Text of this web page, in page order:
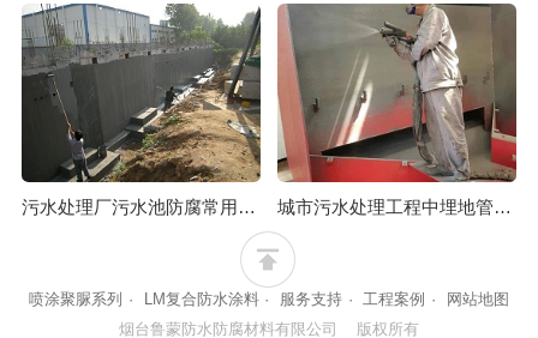
污水处理厂污水池防腐常用材料的LM复合防腐防水涂料 城市污水处理工程中埋地管道防腐可选烟台鲁蒙喷涂聚脲涂料
喷涂聚脲系列 · LM复合防水涂料 · 服务支持 · 工程案例 ·
网站地图
烟台鲁蒙防水防腐材料有限公司 版权所有